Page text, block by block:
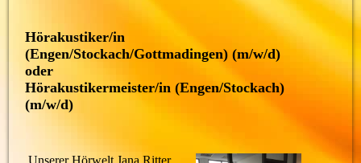
Hörakustiker/in
(Engen/Stockach/Gottmadingen) (m/w/d)
oder
Hörakustikermeister/in (Engen/Stockach)
(m/w/d)
Unserer Hörwelt Jana Ritter